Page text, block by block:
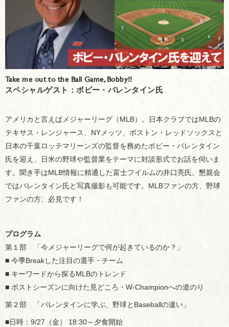
Take me out to the Ball Game, Bobby!!
スペシャルゲスト：ボビー・バレンタイン氏
アメリカと言えばメジャーリーグ（MLB）。日本クラブではMLBの
テキサス・レンジャース、NYメッツ、ボストン・レッドソックスと
日本の千葉ロッテマリーンズの監督を務めたボビー・バレンタイン
氏を迎え、日米の野球や監督業をテーマに対談形式でお話を伺いま
す。聞き手はMLB情報に精通した富士フイルムの井口亮氏。懇親会
ではバレンタイン氏と写真撮影も可能です。MLBファンの方、野球
ファンの方、必見です！
プログラム
第１部 「今メジャーリーグで何が起きているのか？」
■ 今季Breakした注目の選手・チーム
■ キーワードから探るMLBのトレンド
■ ポストシーズンに向けた見どころ・W-Championへの道のり
第２部 「バレンタインに学ぶ、野球とBaseballの違い」
■日時：9/27（金） 18:30～夕食開始